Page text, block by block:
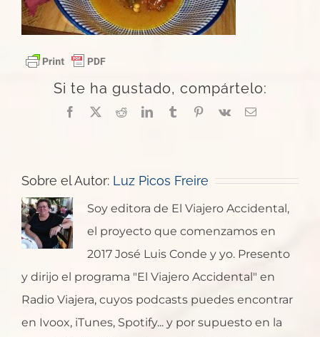
Si te ha gustado, compártelo:
Facebook
X RedditLinkedInTumblrPinterest
Vk
Correo
Sobre el Autor: Luz Picos Freire
Soy editora de El Viajero Accidental,
el proyecto que comenzamos en
2017 José Luis Conde y yo. Presento
y dirijo el programa "El Viajero Accidental" en
Radio Viajera, cuyos podcasts puedes encontrar
en Ivoox, iTunes, Spotify... y por supuesto en la